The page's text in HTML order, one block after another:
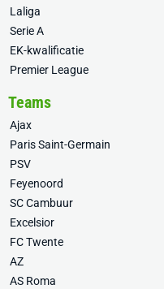
Laliga
Serie A
EK-kwalificatie
Premier League
Teams
Ajax
Paris Saint-Germain
PSV
Feyenoord
SC Cambuur
Excelsior
FC Twente
AZ
AS Roma